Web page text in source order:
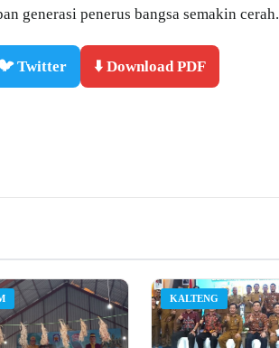
generasi penerus bangsa semakin cerah.
Twitter
⬇️ Download PDF
KALTENG